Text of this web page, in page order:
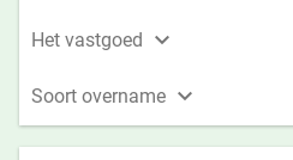
Het vastgoed 
Soort overname 